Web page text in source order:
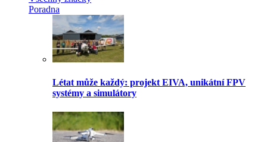
Poradna
Létat může každý: projekt EIVA, unikátní FPV
systémy a simulátory